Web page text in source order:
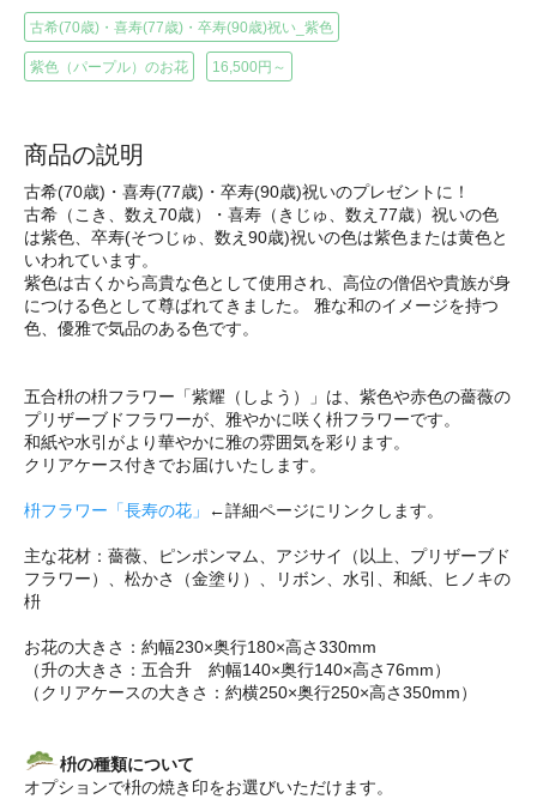
古希(70歳)・喜寿(77歳)・卒寿(90歳)祝い_紫色
紫色（パープル）のお花 16,500円～
商品の説明
古希(70歳)・喜寿(77歳)・卒寿(90歳)祝いのプレゼントに！
古希（こき、数え70歳）・喜寿（きじゅ、数え77歳）祝いの色
は紫色、卒寿(そつじゅ、数え90歳)祝いの色は紫色または黄色と
いわれています。
紫色は古くから高貴な色として使用され、高位の僧侶や貴族が身
につける色として尊ばれてきました。 雅な和のイメージを持つ
色、優雅で気品のある色です。
五合枡の枡フラワー「紫耀（しよう）」は、紫色や赤色の薔薇の
プリザーブドフラワーが、雅やかに咲く枡フラワーです。
和紙や水引がより華やかに雅の雰囲気を彩ります。
クリアケース付きでお届けいたします。
枡フラワー「長寿の花」 ←詳細ページにリンクします。
主な花材：薔薇、ピンポンマム、アジサイ（以上、プリザーブド
フラワー）、松かさ（金塗り）、リボン、水引、和紙、ヒノキの
枡
お花の大きさ：約幅230×奥行180×高さ330mm
（升の大きさ：五合升 約幅140×奥行140×高さ76mm）
（クリアケースの大きさ：約横250×奥行250×高さ350mm）
枡の種類について
オプションで枡の焼き印をお選びいただけます。